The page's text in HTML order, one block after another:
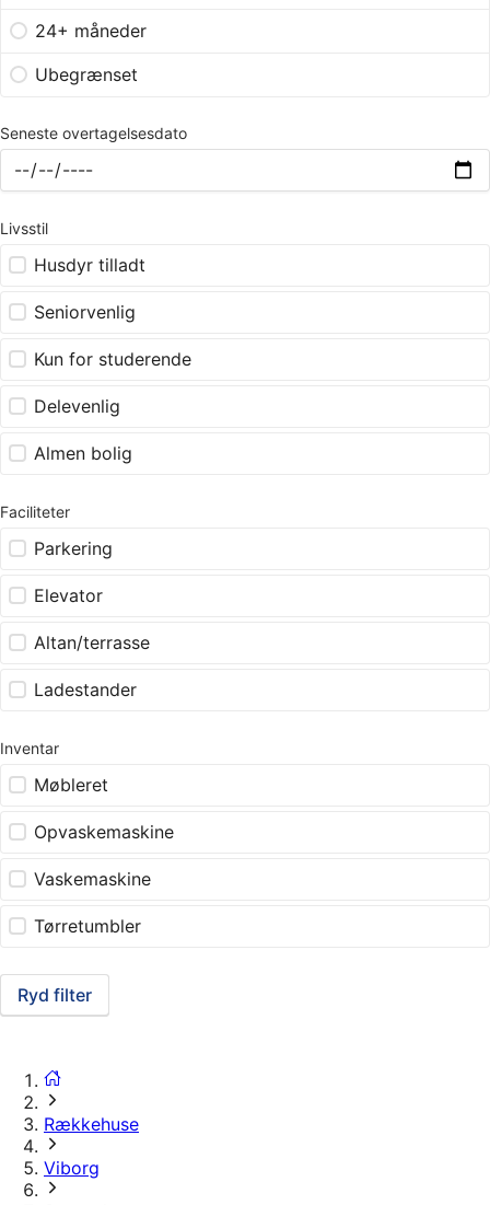
24+ måneder
Ubegrænset
Seneste overtagelsesdato
Livsstil
Husdyr tilladt
Seniorvenlig
Kun for studerende
Delevenlig
Almen bolig
Faciliteter
Parkering
Elevator
Altan/terrasse
Ladestander
Inventar
Møbleret
Opvaskemaskine
Vaskemaskine
Tørretumbler
Ryd filter
Rækkehuse
Viborg